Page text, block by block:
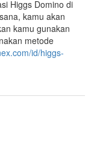
Higgs Domino di
kamu akan
kamu gunakan
metode
id/higgs-